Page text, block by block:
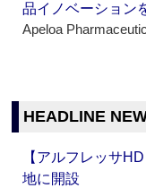
品イノベーション
Apeloa
HEADLINE
【アルフレッサ
地に開設